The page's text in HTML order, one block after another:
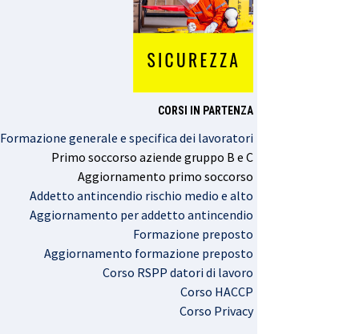
CORSI IN PARTENZA
Formazione generale e specifica dei lavoratori
Primo soccorso aziende gruppo B e C
Aggiornamento primo soccorso
Addetto antincendio rischio medio e alto
Aggiornamento per addetto antincendio
Formazione preposto
Aggiornamento formazione preposto
Corso RSPP datori di lavoro
Corso HACCP
Corso Privacy